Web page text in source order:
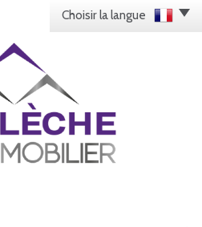
Choisir la langue